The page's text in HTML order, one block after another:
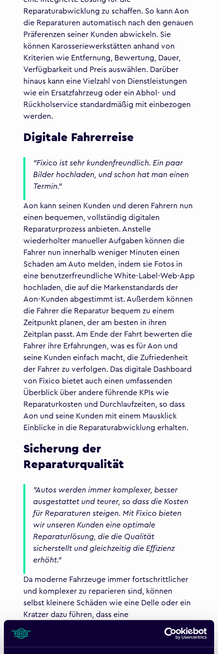
Reparaturabwicklung zu schaffen. So kann Aon
die Reparaturen automatisch nach den genauen
Präferenzen seiner Kunden abwickeln. Sie
können Karosseriewerkstätten anhand von
Kriterien wie Entfernung, Bewertung, Dauer,
Verfügbarkeit und Preis auswählen. Darüber
hinaus kann eine Vielzahl von Dienstleistungen
wie ein Ersatzfahrzeug oder ein Abhol- und
Rückholservice standardmäßig mit einbezogen
werden.
Digitale Fahrerreise
"Fixico ist sehr kundenfreundlich. Ein paar
Bilder hochladen, und schon hat man einen
Termin."
Aon kann seinen Kunden und deren Fahrern nun
einen bequemen, vollständig digitalen
Reparaturprozess anbieten. Anstelle
wiederholter manueller Aufgaben können die
Fahrer nun innerhalb weniger Minuten einen
Schaden am Auto melden, indem sie Fotos in
eine benutzerfreundliche White-Label-Web-App
hochladen, die auf die Markenstandards der
Aon-Kunden abgestimmt ist. Außerdem können
die Fahrer die Reparatur bequem zu einem
Zeitpunkt planen, der am besten in ihren
Zeitplan passt. Am Ende der Fahrt bewerten die
Fahrer ihre Erfahrungen, was es für Aon und
seine Kunden einfach macht, die Zufriedenheit
der Fahrer zu verfolgen. Das digitale Dashboard
von Fixico bietet auch einen umfassenden
Überblick über andere führende KPIs wie
Reparaturkosten und Durchlaufzeiten, so dass
Aon und seine Kunden mit einem Mausklick
Einblicke in die Reparaturabwicklung erhalten.
Sicherung der
Reparaturqualität
"Autos werden immer komplexer, besser
ausgestattet und teurer, so dass die Kosten
für Reparaturen steigen. Mit Fixico bieten
wir unseren Kunden eine optimale
Reparaturlösung, die die Qualität
sicherstellt und gleichzeitig die Effizienz
erhöht."
Da moderne Fahrzeuge immer fortschrittlicher
und komplexer zu reparieren sind, können
selbst kleinere Schäden wie eine Delle oder ein
Kratzer dazu führen, dass eine
Karosseriewerkstatt über spezielle Fähigkeiten,
Werkzeuge oder Zertifizierungen verfügen
muss. Werden diese Anforderungen nicht